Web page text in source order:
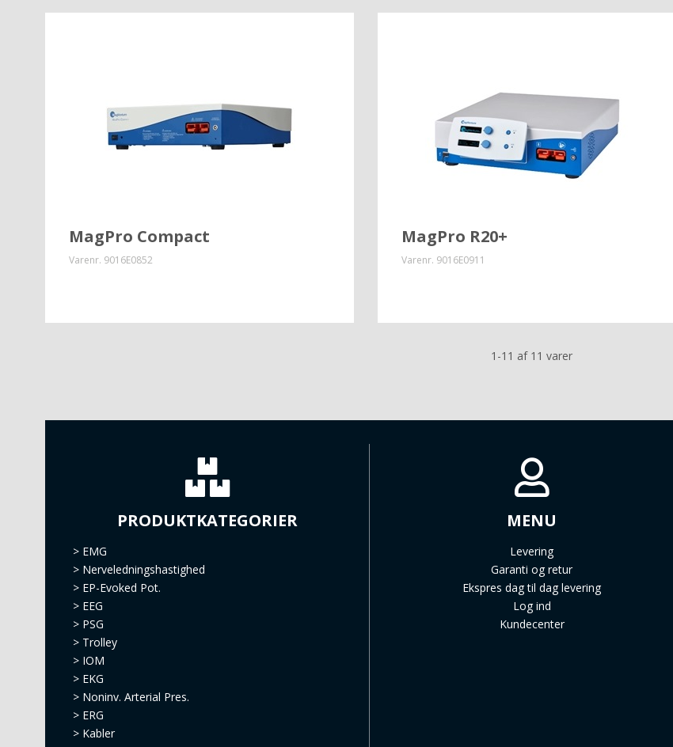
MagPro Compact
Varenr. 9016E0852
MagPro R20+
Varenr. 9016E0911
1-11 af 11 varer
PRODUKTKATEGORIER
> EMG
> Nerveledningshastighed
> EP-Evoked Pot.
> EEG
> PSG
> Trolley
> IOM
> EKG
> Noninv. Arterial Pres.
> ERG
> Kabler
MENU
Levering
Garanti og retur
Ekspres dag til dag levering
Log ind
Kundecenter